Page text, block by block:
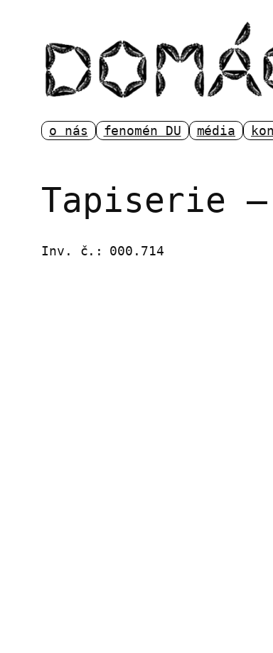
o nás fenomén DU média
Tapiserie
Inv. č.: 000.714